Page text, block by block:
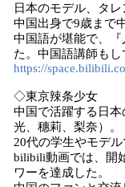
日本のモデル、タレ
中国出身で9歳まで
中国語が堪能で、
た。中国語講師もし
https://
◇東京辣条少女
中国で活躍する日
光、穗莉、梨奈）。
20代の学生やモデ
bilibili動画では、開
ワーを達成した。